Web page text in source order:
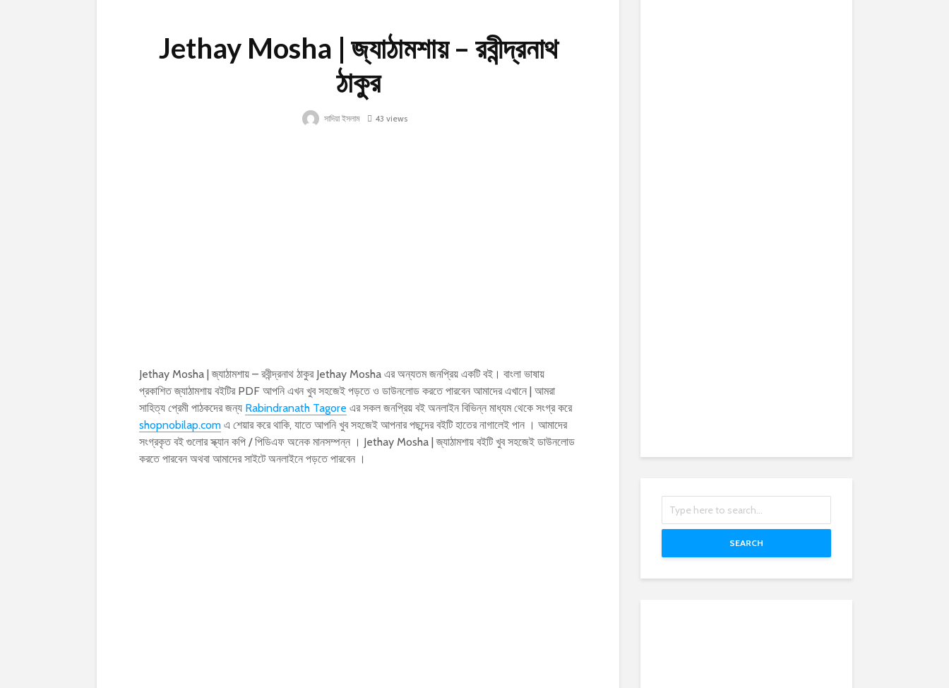
Jethay Mosha | জ্যাঠামশায় – রবীন্দ্রনাথ
ঠাকুর
সাদিয়া ইসলাম 43 views
Jethay Mosha | জ্যাঠামশায় – রবীন্দ্রনাথ ঠাকুর Jethay Mosha এর অন্যতম জনপ্রিয় একটি বই। বাংলা ভাষায়
প্রকাশিত জ্যাঠামশায় বইটির PDF আপনি এখন খুব সহজেই পড়তে ও ডাউনলোড করতে পারবেন আমাদের এখানে | আমরা
সাহিত্য প্রেমী পাঠকদের জন্য Rabindranath Tagore এর সকল জনপ্রিয় বই অনলাইন বিভিন্ন মাধ্যম থেকে সংগ্র করে
shopnobilap.com এ শেয়ার করে থাকি, যাতে আপনি খুব সহজেই আপনার পছন্দের বইটি হাতের নাগালেই পান । আমাদের
সংগ্রকৃত বই গুলোর স্ক্যান কপি / পিডিএফ অনেক মানসম্পন্ন । Jethay Mosha | জ্যাঠামশায় বইটি খুব সহজেই ডাউনলোড
করতে পারবেন অথবা আমাদের সাইটে অনলাইনে পড়তে পারবেন ।
SEARCH